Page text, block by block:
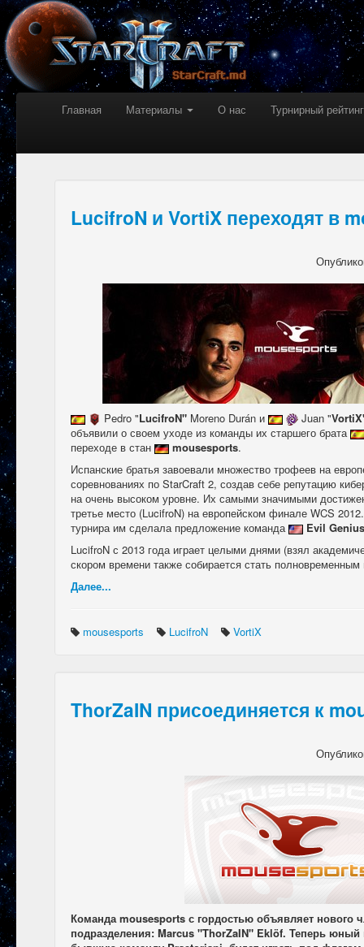
Главная Материалы О нас Турнирный рейтинг
LucifroN и VortiX переходят в
Pedro "LucifroN" Moreno Durán и Juan "
объявили о своем уходе из команды их старшего брата
переходе в стан
mousesports.
Испанские братья завоевали множество трофеев на
соревнованиях по StarCraft 2, создав себе репутацию
на очень высоком уровне. Их самыми значимыми
третье место (LucifroN) на европейском финале WCS
турнира им сделала предложение команда
Evil
LucifroN с 2013 года играет целыми днями (взял
скором времени также собирается стать
Далее...
mousesports LucifroN VortiX
ThorZaIN присоединяется к
Команда mousesports с гордостью объявляет нового
подразделения: Marcus "ThorZaIN" Eklöf. Теперь